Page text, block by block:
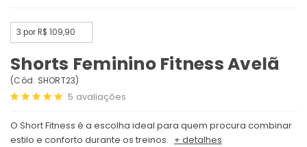
3 por R$ 109,90
Shorts Feminino Fitness Avelã
(Cód. SHORT23)
5 avaliações
O Short Fitness é a escolha ideal para quem procura combinar
estilo e conforto durante os treinos. + detalhes